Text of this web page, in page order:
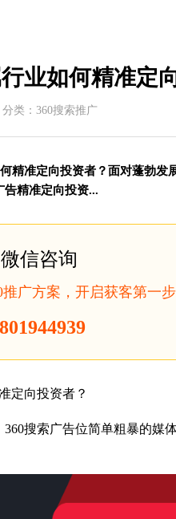
业如何精准定
分类：360搜索推广
精准定向投资者？面对蓬勃
告精准定向投资...
信咨询
广方案，开启获客第一步
定向投资者？
搜索广告位简单粗暴的媒